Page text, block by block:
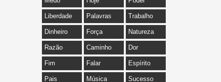
Liberdade Palavras Trabalho
Dinheiro Força Natureza
Razão Caminho Dor
Fim Falar Espírito
Pais Música Sucesso